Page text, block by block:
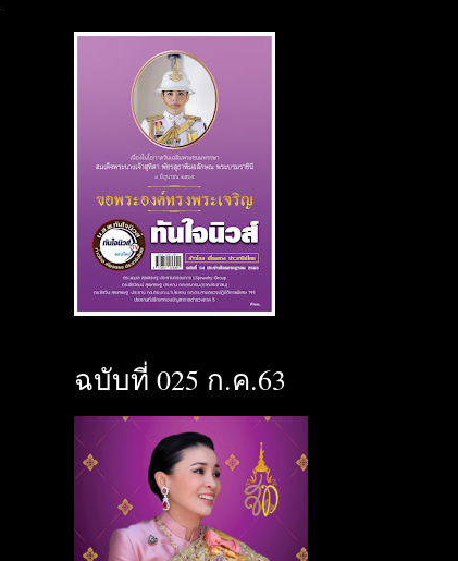
ฉบับที่ 025 ก.ค.63